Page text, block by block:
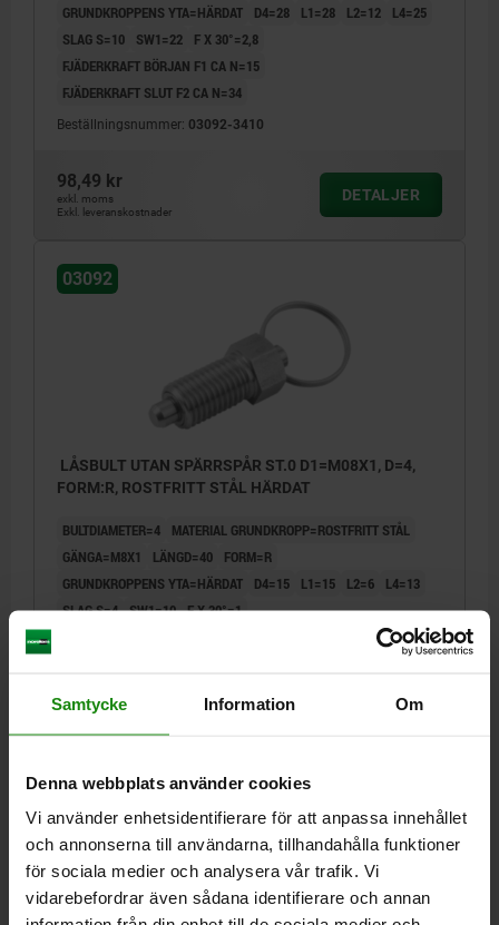
Samtycke Information Om
Denna webbplats använder cookies
Vi använder enhetsidentifierare för att anpassa innehållet
och annonserna till användarna, tillhandahålla funktioner
för sociala medier och analysera vår trafik. Vi
vidarebefordrar även sådana identifierare och annan
GRUNDKROPPENS YTA=HÄRDAT
D4=28 L1=28 L2=12
L4=25
SLAG S=10
SW1=22
F X 30°=2,8
FJÄDERKRAFT BÖRJAN F1 CA N=15
FJÄDERKRAFT SLUT F2 CA N=34
Beställningsnummer: 03092-3410
98,49 kr
exkl. moms
Exkl. leveranskostnader
DETALJER
03092
LÅSBULT UTAN SPÄRRSPÅR ST.0 D1=M08X1, D=4,
FORM:R, ROSTFRITT STÅL HÄRDAT
BULTDIAMETER=4
MATERIAL GRUNDKROPP=ROSTFRITT STÅL
GÄNGA=M8X1
LÄNGD=40
FORM=R
GRUNDKROPPENS YTA=HÄRDAT
D4=15 L1=15 L2=6
L4=13
SLAG S=4 SW1=10 F X 30°=1
Beställningsnummer: 03092-03004
Exkl. leveranskostnader
03092